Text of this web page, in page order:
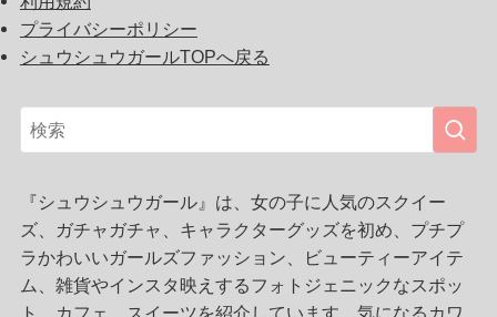
プライバシーポリシー
シュウシュウガールTOPへ戻る
『シュウシュウガール』は、女の子に人気のスクイー
ズ、ガチャガチャ、キャラクターグッズを初め、プチプ
ラかわいいガールズファッション、ビューティーアイテ
ム、雑貨やインスタ映えするフォトジェニックなスポッ
ト、カフェ、スイーツを紹介しています。気になるカワ